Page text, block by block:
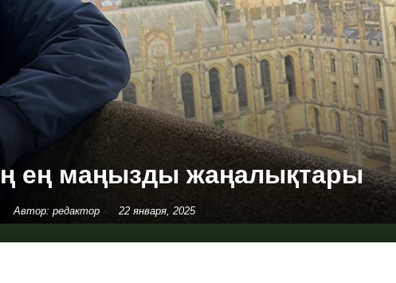
ең маңызды жаңалықтары
Автор: редактор 22 января, 2025